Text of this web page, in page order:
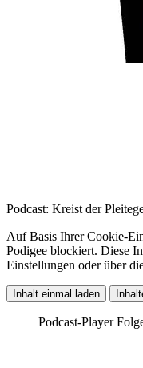
Podcast: Kreist der
Auf Basis Ihrer Cookie-
Podigee blockiert. Diese
Einstellungen oder über
Inhalt einmal laden
Podcast-Player